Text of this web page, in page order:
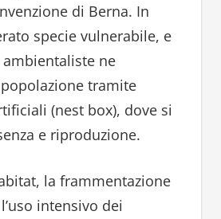
di Berna. In
specie vulnerabile, e
ne
tramite
(nest box), dove si
e riproduzione.
la frammentazione
intensivo dei